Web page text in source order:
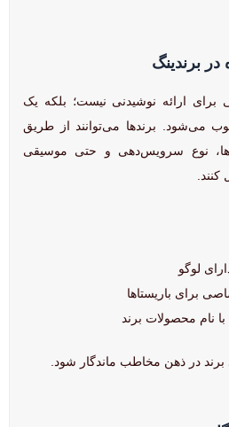
در برندینگ
برای ارائه نوشیدنی نیست؛ بلکه یک
می‌شود. برندها می‌توانند از طریق
نوع سرویس‌دهی و حتی موسیقی
لوگو
برای باریستاها
نام محصولات برند
در ذهن مخاطب ماندگار شود.